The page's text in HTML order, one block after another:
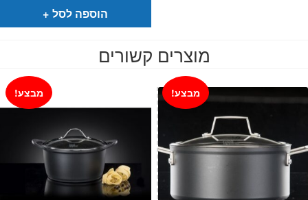
הוספה לסל
מוצרים קשורים
מבצע! מבצע!